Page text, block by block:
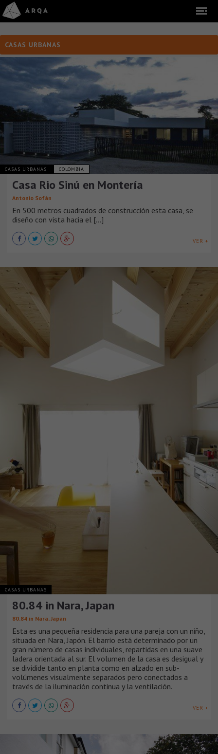
CASAS URBANAS
CASAS URBANAS COLOMBIA
Casa Rio Sinú en Montería
Antonio Sofán
En 500 metros cuadrados de construcción esta casa, se
diseño con vista hacia el [...]
VER +
CASAS URBANAS
80.84 in Nara, Japan
80.84 in Nara, Japan
Esta es una pequeña residencia para una pareja con un niño,
situada en Nara, Japón. El barrio está determinado por un
gran número de casas individuales, repartidas en una suave
ladera orientada al sur. El volumen de la casa es desigual y
se dividide tanto en planta como en alzado en sub-
volúmenes visualmente separados pero conectados a
través de la iluminación continua y la ventilación.
VER +